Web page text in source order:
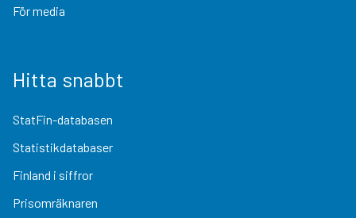
För media
Hitta snabbt
StatFin-databasen
Statistikdatabaser
Finland i siffror
Prisomräknaren